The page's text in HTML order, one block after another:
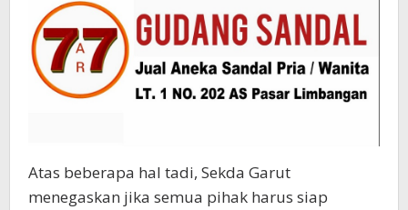
Atas beberapa hal tadi, Sekda Garut
menegaskan jika semua pihak harus siap